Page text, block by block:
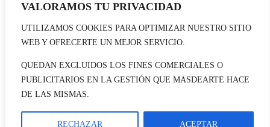
VALORAMOS TU PRIVACIDAD
UTILIZAMOS COOKIES PARA OPTIMIZAR NUESTRO SITIO
WEB Y OFRECERTE UN MEJOR SERVICIO.
QUEDAN EXCLUIDOS LOS FINES COMERCIALES O
PUBLICITARIOS EN LA GESTIÓN QUE MASDEARTE HACE
DE LAS MISMAS.
RECHAZAR ACEPTAR
Publicidad
Contacto
© 2026 masdearte. Información de exposiciones, museos y artistas
Política de cookies
Política de Privacidad